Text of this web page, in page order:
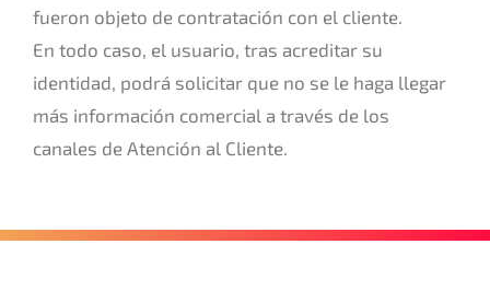
fueron objeto de contratación con el cliente.
En todo caso, el usuario, tras acreditar su
identidad, podrá solicitar que no se le haga llegar
más información comercial a través de los
canales de Atención al Cliente.